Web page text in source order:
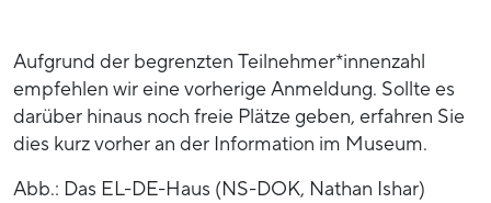
Aufgrund der begrenzten Teilnehmer*innenzahl
empfehlen wir eine vorherige Anmeldung. Sollte es
darüber hinaus noch freie Plätze geben, erfahren Sie
dies kurz vorher an der Information im Museum.
Abb.: Das EL-DE-Haus (NS-DOK, Nathan Ishar)